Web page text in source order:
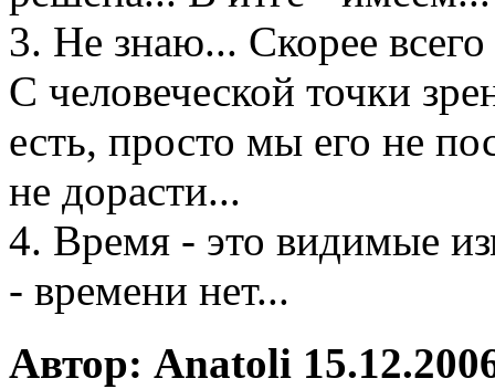
3. Не знаю... Скорее
С человеческой точки
есть, просто мы его не
не дорасти...
4. Время - это видимые
- времени нет...
Автор: Anatoli